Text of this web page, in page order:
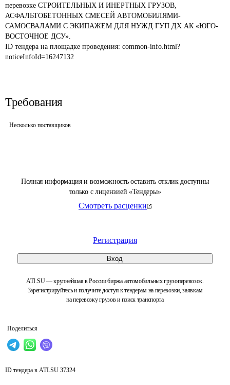
Полная информация и возможность оставить отклик доступны
только с лицензией «Тендеры»
Смотреть расценки
Регистрация
Вход
ATI.SU — крупнейшая в России биржа автомобильных грузоперевозок.
Зарегистрируйтесь и получите доступ к тендерам на перевозки, заявкам
на перевозку грузов и поиск транспорта
Поделиться
перевозке СТРОИТЕЛЬНЫХ И ИНЕРТНЫХ ГРУЗОВ,
АСФАЛЬТОБЕТОННЫХ СМЕСЕЙ АВТОМОБИЛЯМИ-
САМОСВАЛАМИ С ЭКИПАЖЕМ ДЛЯ НУЖД ГУП ДХ АК «ЮГО-
ВОСТОЧНОЕ ДСУ».
ID тендера на площадке проведения: common-info.html?
noticeInfoId=16247132
Требования
Несколько поставщиков
ID тендера в ATI.SU 37324